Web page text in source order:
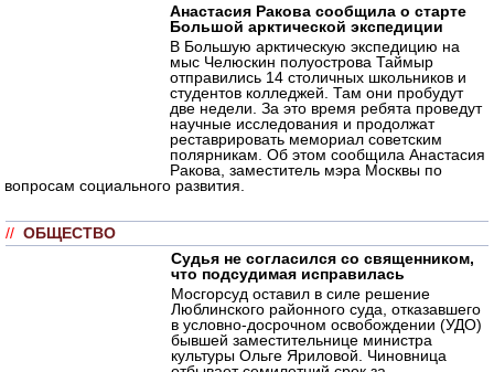
Анастасия Ракова сообщила о старте
Большой арктической экспедиции
В Большую арктическую экспедицию на
мыс Челюскин полуострова Таймыр
отправились 14 столичных школьников и
студентов колледжей. Там они пробудут
две недели. За это время ребята проведут
научные исследования и продолжат
реставрировать мемориал советским
полярникам. Об этом сообщила Анастасия
Ракова, заместитель мэра Москвы по
вопросам социального развития.
// ОБЩЕСТВО
Судья не согласился со священником,
что подсудимая исправилась
Мосгорсуд оставил в силе решение
Люблинского районного суда, отказавшего
в условно-досрочном освобождении (УДО)
бывшей заместительнице министра
культуры Ольге Яриловой. Чиновница